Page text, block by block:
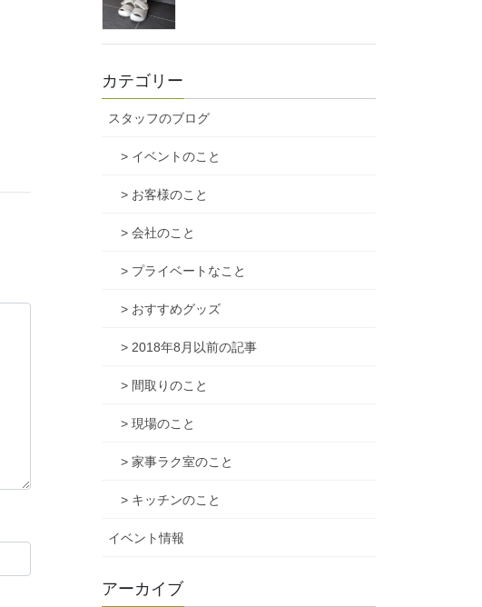
カテゴリー
スタッフのブログ
> イベントのこと
> お客様のこと
> 会社のこと
> プライベートなこと
> おすすめグッズ
> 2018年8月以前の記事
> 間取りのこと
> 現場のこと
> 家事ラク室のこと
> キッチンのこと
イベント情報
アーカイブ